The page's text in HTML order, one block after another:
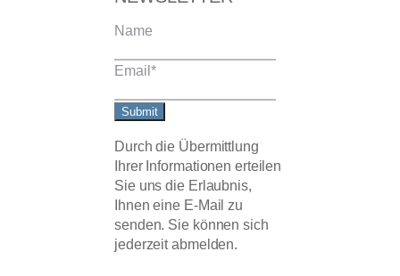
Name
Email *
Submit
Durch die Übermittlung
Ihrer Informationen erteilen
Sie uns die Erlaubnis,
Ihnen eine E-Mail zu
senden. Sie können sich
jederzeit abmelden.